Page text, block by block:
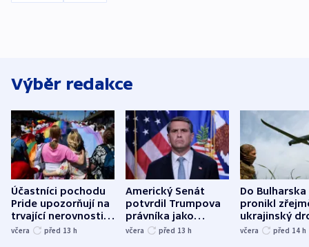
Výběr redakce
Účastníci pochodu
Pride upozorňují na
trvající nerovnosti i
společenskou
včera před 13 h
Americký Senát
potvrdil Trumpova
právníka jako
ministra
včera před 13 h
Do Bulharska
pronikl
ukrajinský
explodoval
včera před 14 h